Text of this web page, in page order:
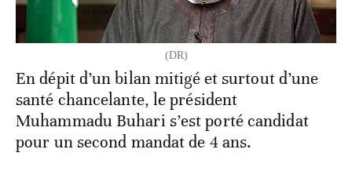
(DR)
En dépit d’un bilan mitigé et surtout d’une
santé chancelante, le président
Muhammadu Buhari s’est porté candidat
pour un second mandat de 4 ans.